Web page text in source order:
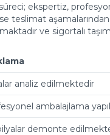
ekspertiz,
teslimat
ve sigortalı
analiz edilmektedir
ambalajlama
demonte